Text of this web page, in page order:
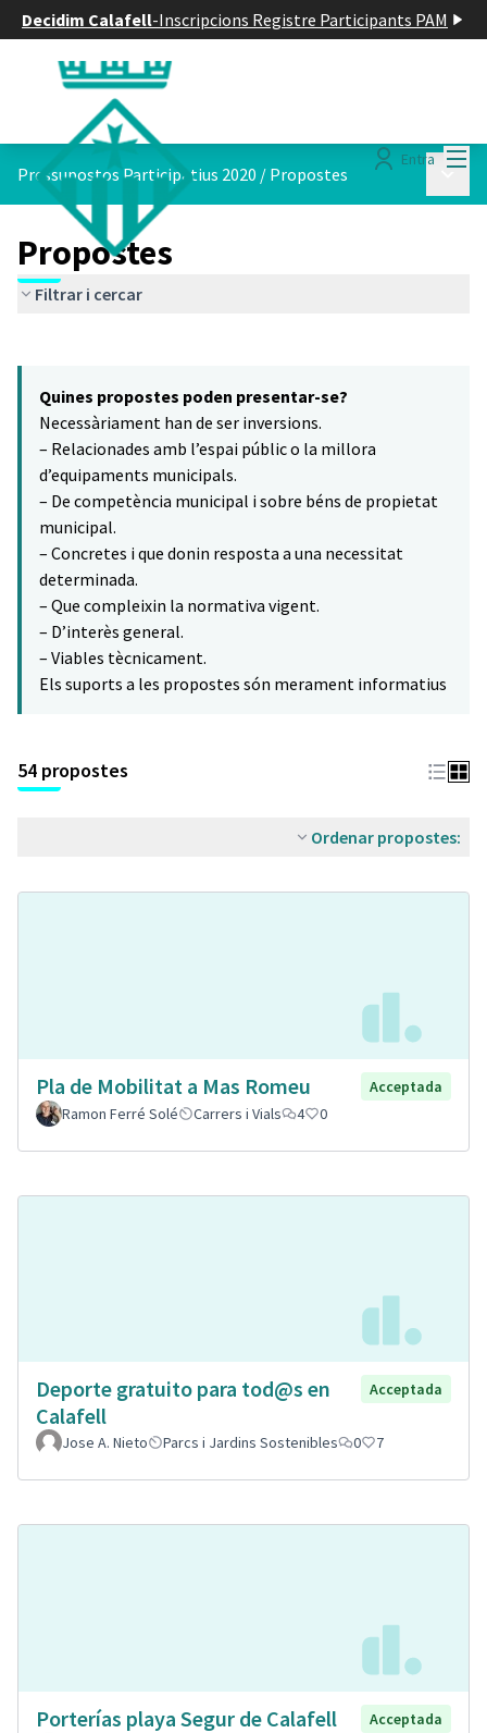
Decidim Calafell-Inscripcions Registre Participants PAM
Entra
Pressupostos Participatius 2020 / Propostes
Propostes
Filtrar i cercar
−
Quines propostes poden presentar-se?
Necessàriament han de ser inversions.
– Relacionades amb l’espai públic o la millora
d’equipaments municipals.
– De competència municipal i sobre béns de propietat
municipal.
– Concretes i que donin resposta a una necessitat
determinada.
– Que compleixin la normativa vigent.
– D’interès general.
– Viables tècnicament.
Els suports a les propostes són merament informatius
54 propostes
Ordenar propostes:
Pla de Mobilitat a Mas Romeu
Acceptada
Ramon Ferré Solé
Carrers i Vials 4 0
Deporte gratuito para tod@s en
Calafell
Acceptada
Jose A. Nieto Parcs i Jardins Sostenibles 0 7
Porterías playa Segur de Calafell
Acceptada